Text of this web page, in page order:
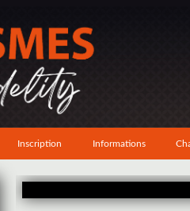
Inscription Informations